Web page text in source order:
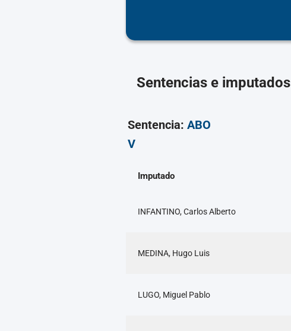
Sentencias e imputados
Sentencia:ABO
V
Imputado
INFANTINO, Carlos Alberto
MEDINA, Hugo Luis
LUGO, Miguel Pablo